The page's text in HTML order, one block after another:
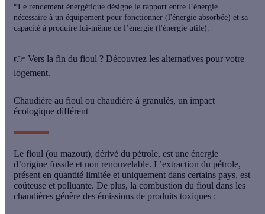
*Le rendement énergétique désigne le rapport entre l’énergie
nécessaire à un équipement pour fonctionner (l'énergie absorbée) et sa
capacité à produire lui-même de l’énergie (l'énergie utile).
👉 Vers la fin du fioul ? Découvrez les alternatives pour votre
logement.
Chaudière au fioul ou chaudière à granulés, un impact
écologique différent
Le fioul (ou mazout), dérivé du pétrole, est une énergie
d’origine fossile et non renouvelable. L’extraction du pétrole,
présent en quantité limitée et uniquement dans certains pays, est
coûteuse et polluante. De plus, la combustion du fioul dans les
chaudières génère des émissions de produits toxiques :